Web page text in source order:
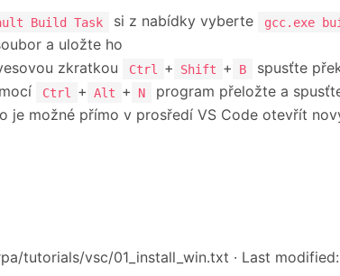
Build Task si z nabídky vyberte gcc.exe
a uložte ho
zkratkou
Ctrl + Shift + B
spusťte
Ctrl + Alt + N
program přeložte a
je možné přímo v prosředí VS Code otevřít
tutorials/vsc/01_install_win.txt · Last